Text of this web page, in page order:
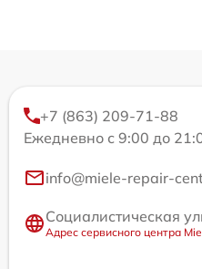
+7 (863) 209-71-88
Ежедневно с 9:00 до
info@miele-repair-
Социалистическая
Адрес сервисного центра